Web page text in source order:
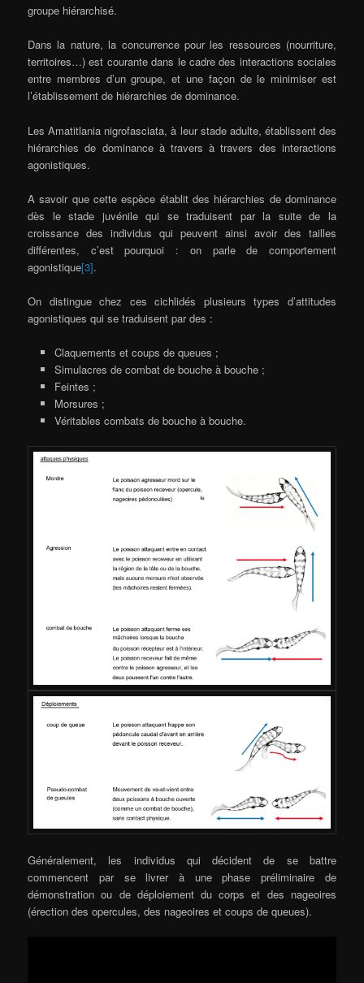
groupe hiérarchisé.
Dans la nature, la concurrence pour les ressources (nourriture,
territoires…) est courante dans le cadre des interactions sociales
entre membres d’un groupe, et une façon de le minimiser est
l’établissement de hiérarchies de dominance.
Les Amatitlania nigrofasciata, à leur stade adulte, établissent des
hiérarchies de dominance à travers à travers des interactions
agonistiques.
A savoir que cette espèce établit des hiérarchies de dominance
dès le stade juvénile qui se traduisent par la suite de la
croissance des individus qui peuvent ainsi avoir des tailles
différentes, c’est pourquoi : on parle de comportement
agonistique[3].
On distingue chez ces cichlidés plusieurs types d’attitudes
agonistiques qui se traduisent par des :
Claquements et coups de queues ;
Simulacres de combat de bouche à bouche ;
Feintes ;
Morsures ;
Véritables combats de bouche à bouche.
Généralement, les individus qui décident de se battre
commencent par se livrer à une phase préliminaire de
démonstration ou de déploiement du corps et des nageoires
(érection des opercules, des nageoires et coups de queues).